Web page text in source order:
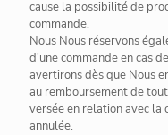
cause la possibilité de
commande.
Nous Nous réservons
d'une commande en cas
avertirons dès que Nous
au remboursement de
versée en relation avec la
annulée.